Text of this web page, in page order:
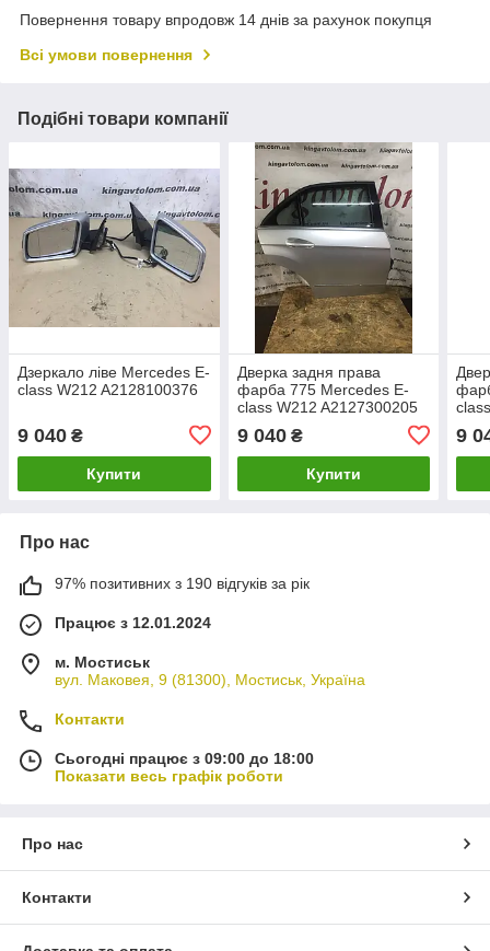
Повернення товару впродовж 14 днів за рахунок покупця
Всі умови повернення
Подібні товари компанії
Дзеркало ліве Mercedes E-
class W212 A2128100376
9 040 ₴
Купити
Дверка задня права
фарба 775 Mercedes E-
class W212 A2127300205
9 040₴
Купити
9
Про нас
97% позитивних з 190 відгуків за рік
Працює з 12.01.2024
м. Мостиськ
вул. Маковея, 9 (81300), Мостиськ, Україна
Контакти
Сьогодні працює з 09:00 до 18:00
Показати весь графік роботи
Про нас
Контакти